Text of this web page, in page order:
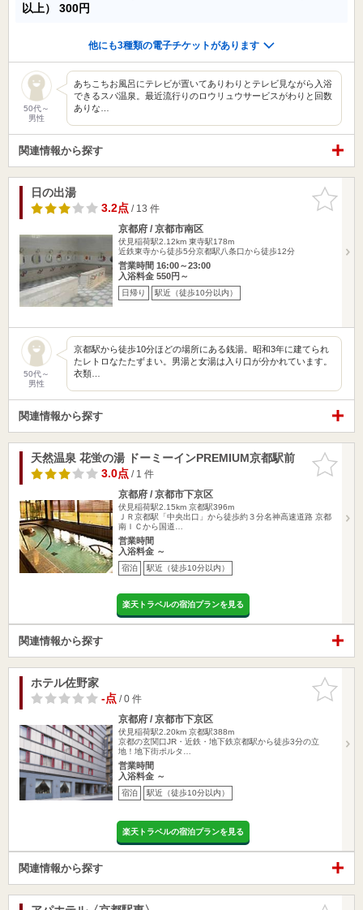
以上） 300円
他にも3種類の電子チケットがあります
50代～
男性
あちこちお風呂にテレビが置いてありわりとテレビ見ながら入浴
できるスパ温泉。最近流行りのロウリュウサービスがわりと回数
ありな…
関連情報から探す
お気に入
りに追加
日の出湯
3.2点/ 13 件
京都府 / 京都市南区
伏見稲荷駅2.12km 東寺駅178m
近鉄東寺から徒歩5分京都駅八条口から徒歩12分
営業時間 16:00～23:00
入浴料金 550円～
日帰り 駅近（徒歩10分以内）
50代～
男性
京都駅から徒歩10分ほどの場所にある銭湯。昭和3年に建てられ
たレトロなたたずまい。男湯と女湯は入り口が分かれています。
衣類…
関連情報から探す
お気に入
りに追加
天然温泉 花蛍の湯 ドーミーインPREMIUM京都駅前
3.0点/ 1 件
京都府 / 京都市下京区
伏見稲荷駅2.15km 京都駅396m
ＪＲ京都駅「中央出口」から徒歩約３分名神高速道路 京都
南ＩＣから国道…
営業時間
入浴料金 ～
宿泊 駅近（徒歩10分以内）
楽天トラベルの宿泊プランを見る
関連情報から探す
お気に入
りに追加
ホテル佐野家
-点/ 0 件
京都府 / 京都市下京区
伏見稲荷駅2.20km 京都駅388m
京都の玄関口JR・近鉄・地下鉄京都駅から徒歩3分の立
地！地下街ポルタ…
営業時間
入浴料金 ～
宿泊 駅近（徒歩10分以内）
楽天トラベルの宿泊プランを見る
関連情報から探す